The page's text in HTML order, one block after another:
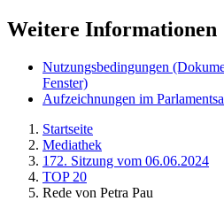
Weitere Informationen
Nutzungsbedingungen
Fenster)
Aufzeichnungen im
Startseite
Mediathek
172. Sitzung vom 06.06.2024
TOP 20
Rede von Petra Pau